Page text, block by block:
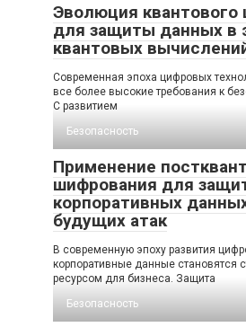
Эволюция квантового
для защиты данных в
квантовых
Современная эпоха цифровых
все более высокие требования к
С развитием
Безопасность
Применение
шифрования для
корпоративных
будущих атак
В современную эпоху развития
корпоративные данные становятся
ресурсом для бизнеса. Защита
Безопасность